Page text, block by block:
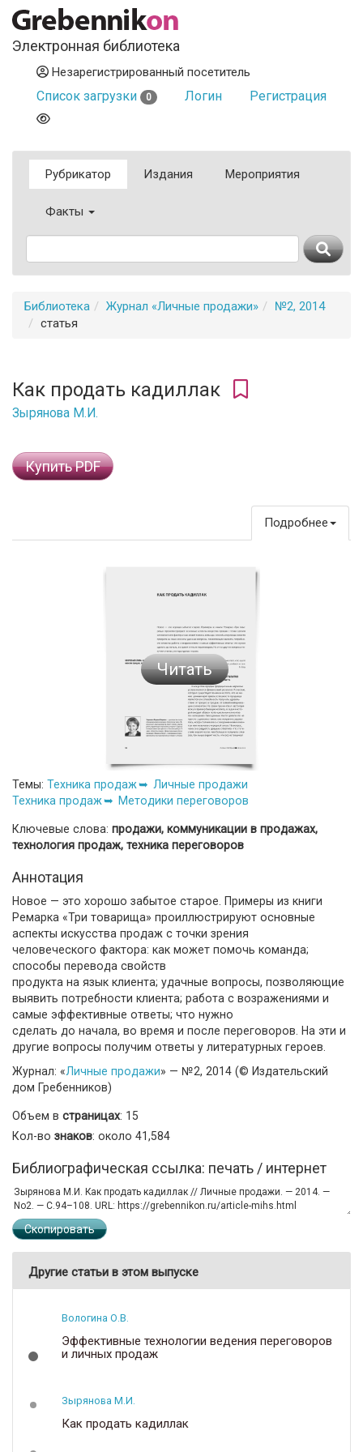
Электронная библиотека
Незарегистрированный посетитель
Список загрузки 0 Логин Регистрация
Рубрикатор Издания Мероприятия
Факты
Библиотека Журнал «Личные продажи»
№2, 2014
статья
Как продать кадиллак
Зырянова М.И.
Купить PDF
Подробнее
Читать
Темы: Техника продаж
Личные продажи
Техника продаж
Методики переговоров
Ключевые слова: продажи, коммуникации в продажах,
технология продаж, техника переговоров
Аннотация
Новое — это хорошо забытое старое. Примеры из книги
Ремарка «Три товарища» проиллюстрируют основные
аспекты искусства продаж с точки зрения
человеческого фактора: как может помочь команда;
способы перевода свойств
продукта на язык клиента; удачные вопросы, позволяющие
выявить потребности клиента; работа с возражениями и
самые эффективные ответы; что нужно
сделать до начала, во время и после переговоров. На эти и
другие вопросы получим ответы у литературных героев.
Журнал: «Личные продажи» — №2, 2014 (© Издательский
дом Гребенников)
Объем в страницах: 15
Кол-во знаков: около 41,584
Библиографическая ссылка: печать / интернет
Скопировать
Другие статьи в этом выпуске
Вологина О.В.
Эффективные технологии ведения переговоров
и личных продаж
Зырянова М.И.
Как продать кадиллак